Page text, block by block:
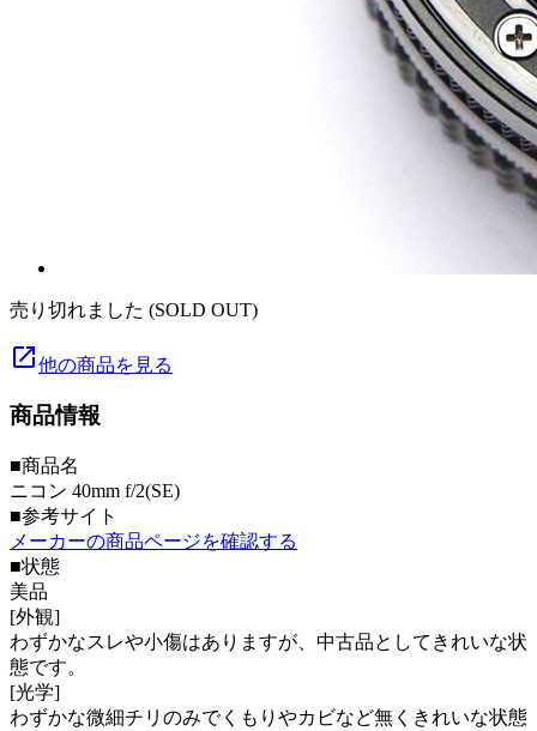
売り切れました (SOLD OUT)
launch他の商品を見る
商品情報
■商品名
ニコン 40mm f/2(SE)
■参考サイト
メーカーの商品ページを確認する
■状態
美品
[外観]
わずかなスレや小傷はありますが、中古品としてきれいな状
態です。
[光学]
わずかな微細チリのみでくもりやカビなど無くきれいな状態